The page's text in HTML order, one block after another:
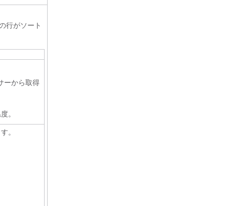
行がソート
ーから取得
。
。